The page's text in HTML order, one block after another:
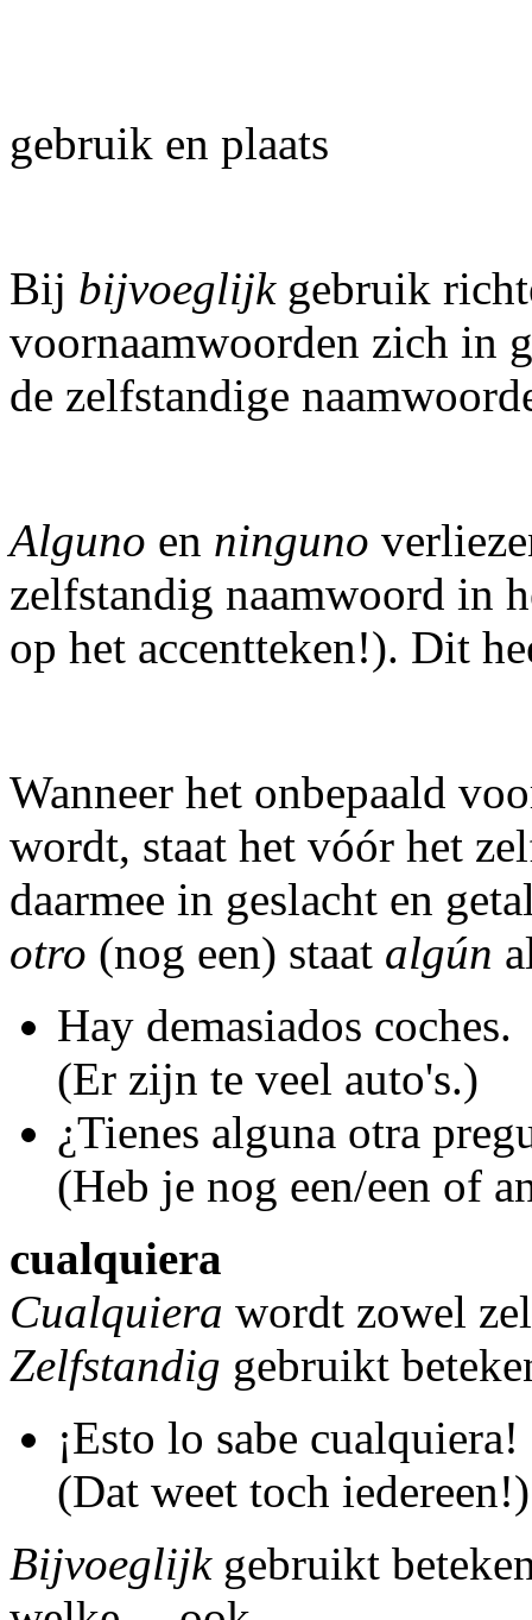
gebruik en plaats
Bij bijvoeglijkgebruik
voornaamwoorden zich in
de zelfstandige
Alguno en ninguno
zelfstandig naamwoord in
op het accentteken!). Dit
Wanneer het onbepaald
wordt, staat het vóór het
daarmee in geslacht en
otro (nog een) staat algún
Hay demasiados coches.
(Er zijn te veel auto's.)
¿Tienes alguna otra
(Heb je nog een/een of
cualquiera
Cualquiera wordt zowel
Zelfstandig gebruikt
¡Esto lo sabe cualquiera!
(Dat weet toch iedereen!)
Bijvoeglijkgebruikt